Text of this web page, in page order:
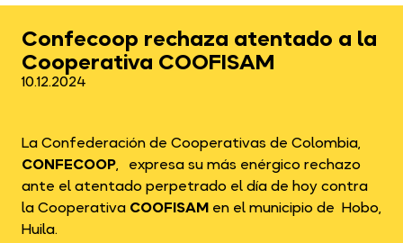
Confecoop rechaza atentado a la
Cooperativa COOFISAM
10.12.2024
La Confederación de Cooperativas de Colombia,
CONFECOOP, expresa su más enérgico rechazo
ante el atentado perpetrado el día de hoy contra
la CooperativaCOOFISAMen el municipio de Hobo,
Huila.